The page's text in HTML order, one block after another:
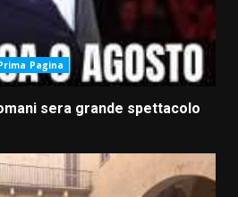
Pagina
sera grande spettacolo